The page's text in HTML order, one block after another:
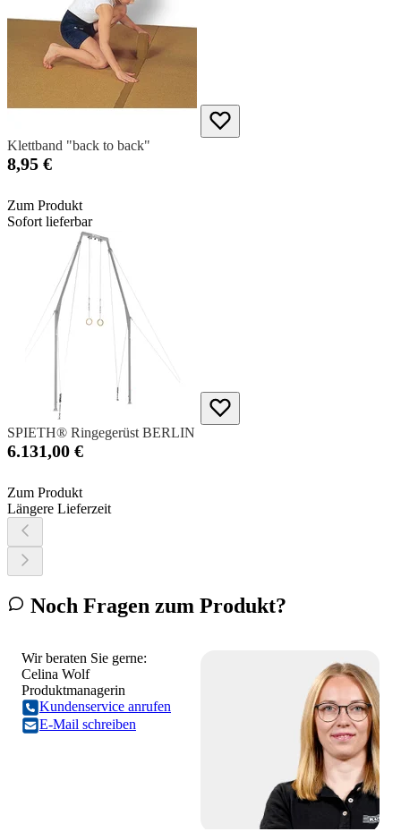
Klettband "back to back"
8,95 €
Zum Produkt
Sofort lieferbar
SPIETH® Ringegerüst BERLIN
6.131,00 €
Zum Produkt
Längere Lieferzeit
Noch Fragen zum Produkt?
Wir beraten Sie gerne:
Celina Wolf
Produktmanagerin
Kundenservice anrufen
E-Mail schreiben